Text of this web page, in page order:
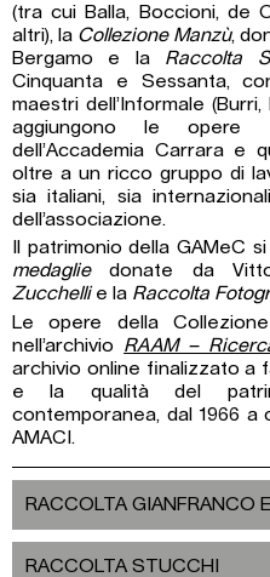
(tra cui Balla, Boccioni, de
altri), la Collezione Manzù,
Bergamo e la Raccolta
Cinquanta e Sessanta,
maestri dell’Informale
aggiungono le opere
dell’Accademia Carrara e
oltre a un ricco gruppo di
sia italiani, sia
dell’associazione.
Il patrimonio della GAMeC
medagliedonate da
Zucchelli e la Raccolta
Le opere della
nell’archivio RAAM –
archivio online finalizzato a
e la qualità del
contemporanea, dal 1966 a
AMACI.
RACCOLTA GIANFRANCO
RACCOLTA STUCCHI